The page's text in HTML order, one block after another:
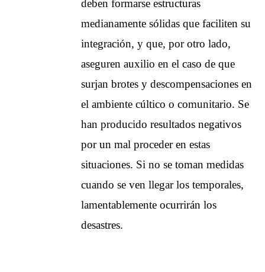
deben formarse estructuras
medianamente sólidas que faciliten su
integración, y que, por otro lado,
aseguren auxilio en el caso de que
surjan brotes y descompensaciones en
el ambiente cúltico o comunitario. Se
han producido resultados negativos
por un mal proceder en estas
situaciones. Si no se toman medidas
cuando se ven llegar los temporales,
lamentablemente ocurrirán los
desastres.